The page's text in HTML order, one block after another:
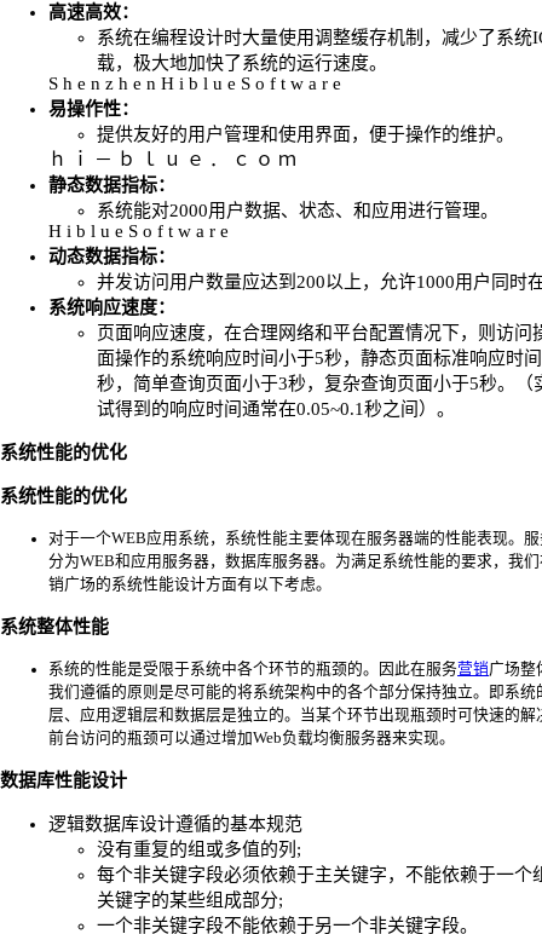
高速高效：
系统在编程设计时大量使用调整缓存机制，减少了系统
载，极大地加快了系统的运行速度。
S h e n z h e n H i b l u e S o f t w a r e
易操作性：
提供友好的用户管理和使用界面，便于操作的维护。
ｈ ｉ － ｂ ｌ ｕ ｅ ． ｃ ｏ ｍ
静态数据指标：
系统能对2000用户数据、状态、和应用进行管理。
H i b l u e S o f t w a r e
动态数据指标：
并发访问用户数量应达到200以上，允许1000用户同时
系统响应速度：
页面响应速度，在合理网络和平台配置情况下，则访问
面操作的系统响应时间小于5秒，静态页面标准响应时
秒，简单查询页面小于3秒，复杂查询页面小于5秒。（
试得到的响应时间通常在0.05~0.1秒之间）。
系统性能的优化
系统性能的优化
对于一个WEB应用系统，系统性能主要体现在服务器端的性能表现。
分为WEB和应用服务器，数据库服务器。为满足系统性能的要求，我
销广场的系统性能设计方面有以下考虑。
系统整体性能
系统的性能是受限于系统中各个环节的瓶颈的。因此在服务营销广场整
我们遵循的原则是尽可能的将系统架构中的各个部分保持独立。即系统
层、应用逻辑层和数据层是独立的。当某个环节出现瓶颈时可快速的解
前台访问的瓶颈可以通过增加Web负载均衡服务器来实现。
数据库性能设计
逻辑数据库设计遵循的基本规范
没有重复的组或多值的列;
每个非关键字段必须依赖于主关键字，不能依赖于一个
关键字的某些组成部分;
一个非关键字段不能依赖于另一个非关键字段。